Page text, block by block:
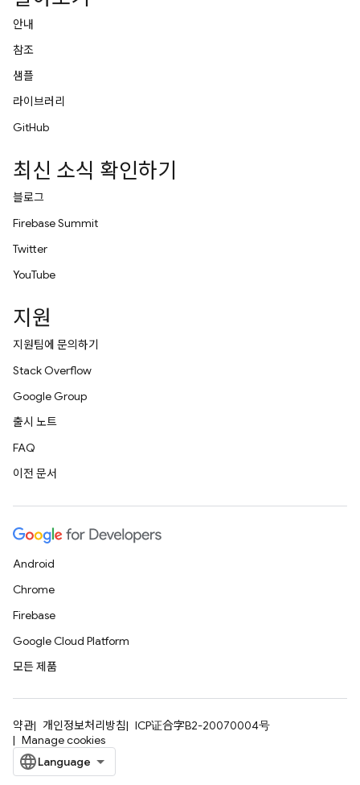
안내
참조
샘플
라이브러리
GitHub
최신 소식 확인하기
블로그
Firebase Summit
Twitter
YouTube
지원
지원팀에 문의하기
Stack Overflow
Google Group
출시 노트
FAQ
이전 문서
Android
Chrome
Firebase
Google Cloud Platform
모든 제품
약관 개인정보처리방침
ICP证合字B2-20070004号
Manage cookies